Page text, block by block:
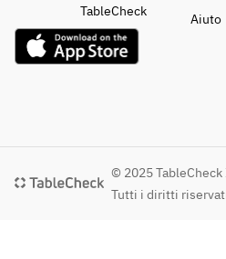
TableCheck
Aiuto
© 2025 TableCheck
Tutti i diritti